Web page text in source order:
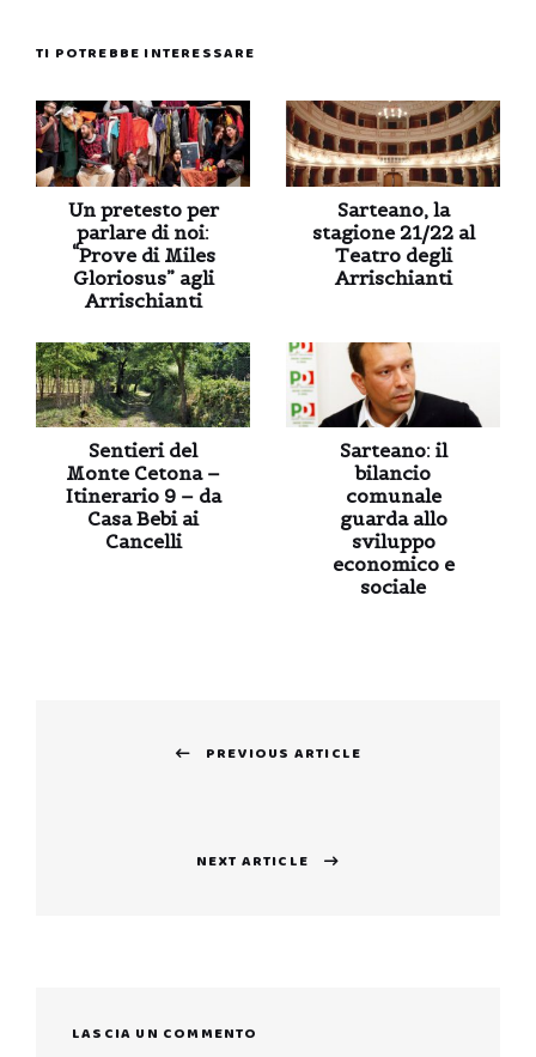
TI POTREBBE INTERESSARE
Un pretesto per
parlare di noi:
“Prove di Miles
Gloriosus” agli
Arrischianti
Sarteano, la
stagione 21/22 al
Teatro degli
Arrischianti
Sentieri del
Monte Cetona –
Itinerario 9 – da
Casa Bebi ai
Cancelli
Sarteano: il
bilancio
comunale
guarda allo
sviluppo
economico e
sociale
PREVIOUS ARTICLE
NEXT ARTICLE
LASCIA UN COMMENTO